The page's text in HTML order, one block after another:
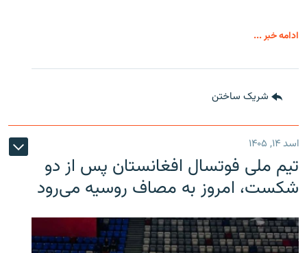
ادامه خبر ...
شریک ساختن
اسد ۱۴, ۱۴۰۵
تیم ملی فوتسال افغانستان پس از دو
شکست، امروز به مصاف روسیه می‌رود